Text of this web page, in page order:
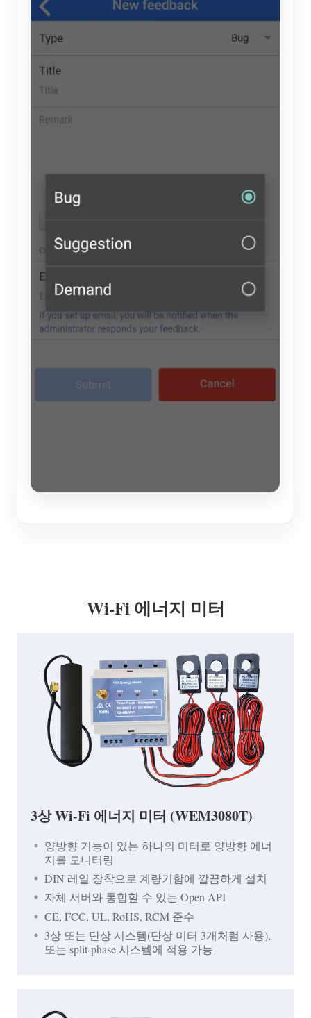
Wi-Fi 에너지 미터
3상 Wi-Fi 에너지 미터 (WEM3080T)
양방향 기능이 있는 하나의 미터로 양방향 에너
지를 모니터링
DIN 레일 장착으로 계량기함에 깔끔하게 설치
자체 서버와 통합할 수 있는 Open API
CE, FCC, UL, RoHS, RCM 준수
3상 또는 단상 시스템(단상 미터 3개처럼 사용),
또는 split-phase 시스템에 적용 가능